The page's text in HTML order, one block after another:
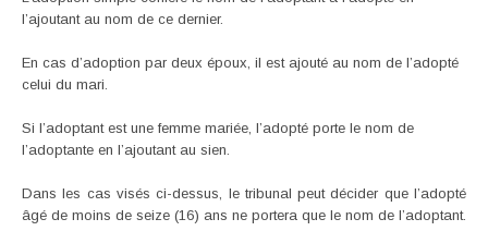
l’ajoutant au nom de ce dernier.
En cas d’adoption par deux époux, il est ajouté au nom de l’adopté
celui du mari.
Si l’adoptant est une femme mariée, l’adopté porte le nom de
l’adoptante en l’ajoutant au sien.
Dans les cas visés ci-dessus, le tribunal peut décider que l’adopté
âgé de moins de seize (16) ans ne portera que le nom de l’adoptant.